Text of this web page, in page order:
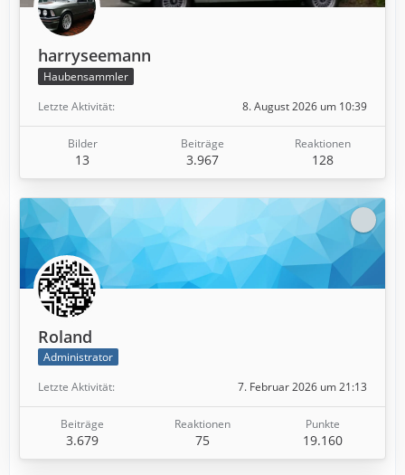
harryseemann
Haubensammler
Letzte Aktivität
8. August 2026 um 10:39
Bilder
13
Beiträge
3.967
Reaktionen
128
Roland
Administrator
Letzte Aktivität
7. Februar 2026 um 21:13
Beiträge
3.679
Reaktionen
75
Punkte
19.160